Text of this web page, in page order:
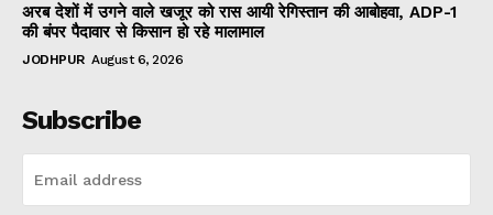
अरब देशों में उगने वाले खजूर को रास आयी रेगिस्तान की आबोहवा, ADP-1
की बंपर पैदावार से किसान हो रहे मालामाल
JODHPUR August 6, 2026
Subscribe